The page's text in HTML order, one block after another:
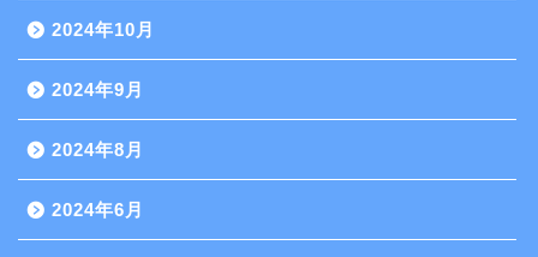
2024年10月
2024年9月
2024年8月
2024年6月